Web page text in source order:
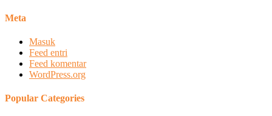
Meta
Masuk
Feed entri
Feed komentar
WordPress.org
Popular Categories